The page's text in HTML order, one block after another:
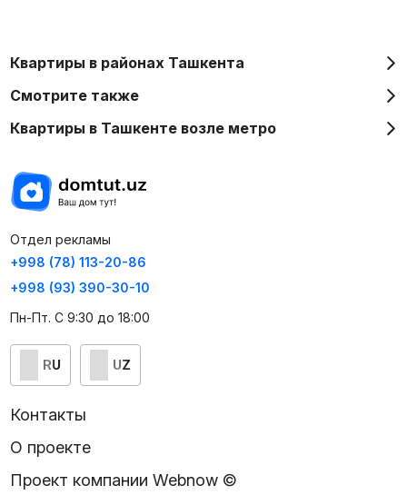
Квартиры в районах Ташкента
Смотрите также
Квартиры в Ташкенте возле метро
Отдел рекламы
+998 (78) 113-20-86
+998 (93) 390-30-10
Пн-Пт. С 9:30 до 18:00
RU UZ
Контакты
О проекте
Проект компании Webnow ©